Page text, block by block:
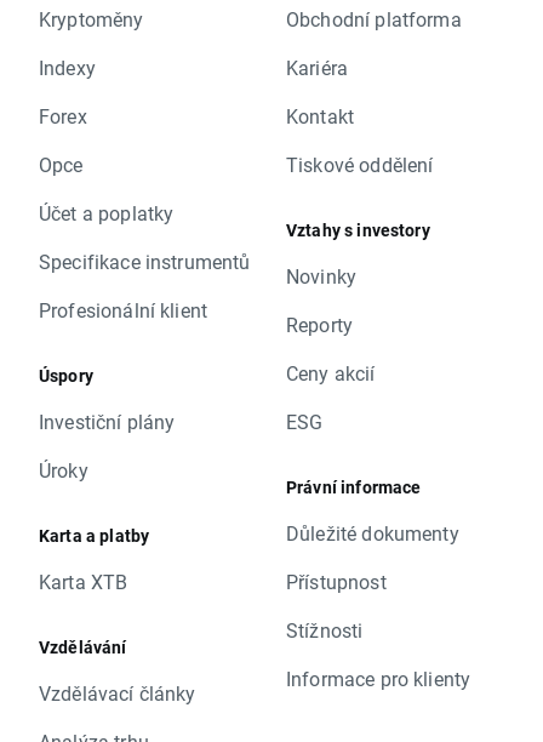
Kryptoměny
Indexy
Forex
Opce
Účet a poplatky
Specifikace instrumentů
Profesionální klient
Úspory
Investiční plány
Úroky
Karta a platby
Karta XTB
Vzdělávání
Vzdělávací články
Obchodní platforma
Kariéra
Kontakt
Tiskové oddělení
Vztahy s investory
Novinky
Reporty
Ceny akcií
ESG
Právní informace
Důležité dokumenty
Přístupnost
Stížnosti
Informace pro klienty